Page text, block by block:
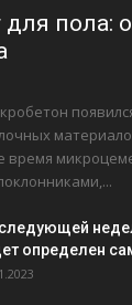
пола:
время
определен